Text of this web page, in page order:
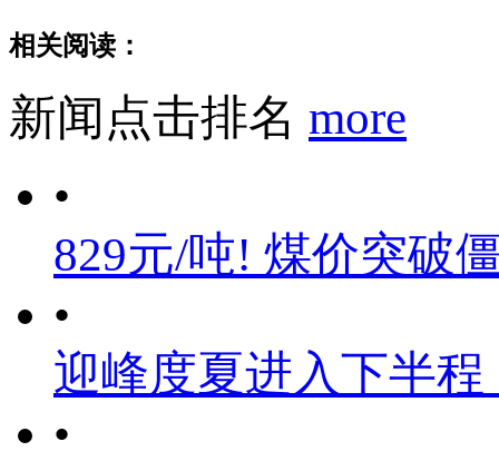
相关阅读：
新闻点击排名 more
•
829元/吨! 煤价突破
•
迎峰度夏进入下半
•